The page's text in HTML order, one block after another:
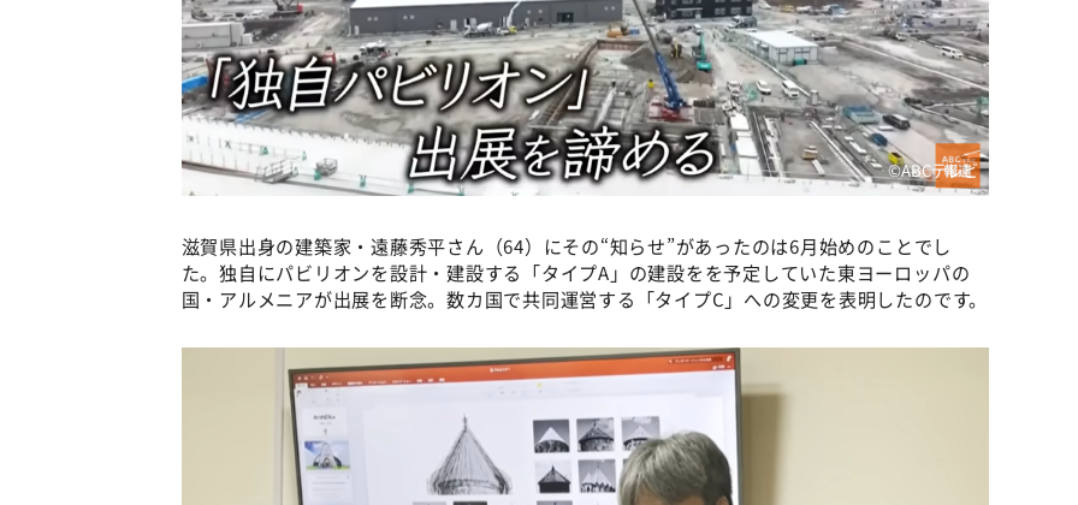
©️ABCテレビ
滋賀県出身の建築家・遠藤秀平さん（64）にその“知らせ”があったのは6月始めのことでし
た。独自にパビリオンを設計・建設する「タイプA」の建設をを予定していた東ヨーロッパの
国・アルメニアが出展を断念。数カ国で共同運営する「タイプC」への変更を表明したのです。